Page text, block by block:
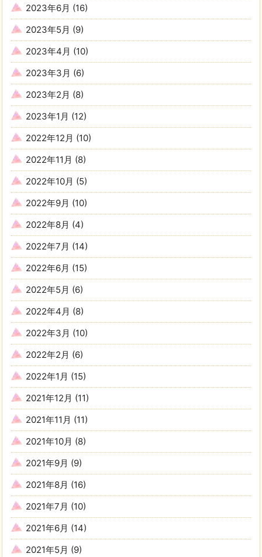
2023年6月 (16)
2023年5月 (9)
2023年4月 (10)
2023年3月 (6)
2023年2月 (8)
2023年1月 (12)
2022年12月 (10)
2022年11月 (8)
2022年10月 (5)
2022年9月 (10)
2022年8月 (4)
2022年7月 (14)
2022年6月 (15)
2022年5月 (6)
2022年4月 (8)
2022年3月 (10)
2022年2月 (6)
2022年1月 (15)
2021年12月 (11)
2021年11月 (11)
2021年10月 (8)
2021年9月 (9)
2021年8月 (16)
2021年7月 (10)
2021年6月 (14)
2021年5月 (9)